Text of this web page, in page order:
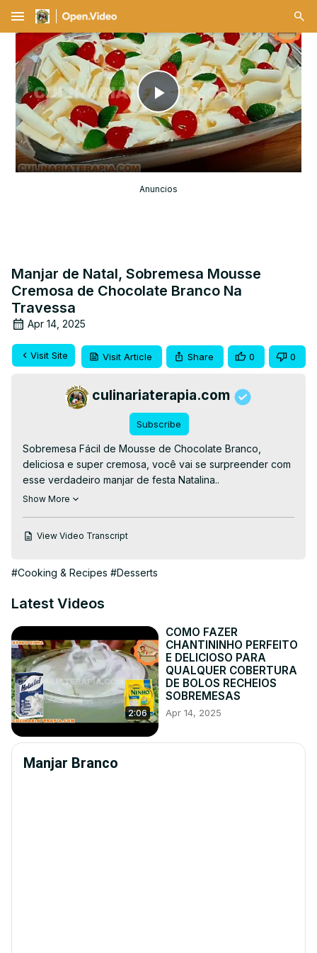
menu
Play
Video
Anuncios
Manjar de Natal, Sobremesa Mousse
Cremosa de Chocolate Branco Na
Travessa
Apr 14, 2025
Visit Site Visit Article Share 0 0
culinariaterapia.com
Subscribe
Sobremesa Fácil de Mousse de Chocolate Branco,
deliciosa e super cremosa, você vai se surpreender com
esse verdadeiro manjar de festa Natalina..
👉RECEITA ESCRITA👉
#culinariaterapia #pascoa #sobremesa #ceiadeanonovo
Show More
View Video Transcript
#Cooking & Recipes #Desserts
Latest Videos
2:06
COMO FAZER
CHANTININHO PERFEITO
E DELICIOSO PARA
QUALQUER COBERTURA
DE BOLOS RECHEIOS
SOBREMESAS
Apr 14, 2025
Manjar Branco